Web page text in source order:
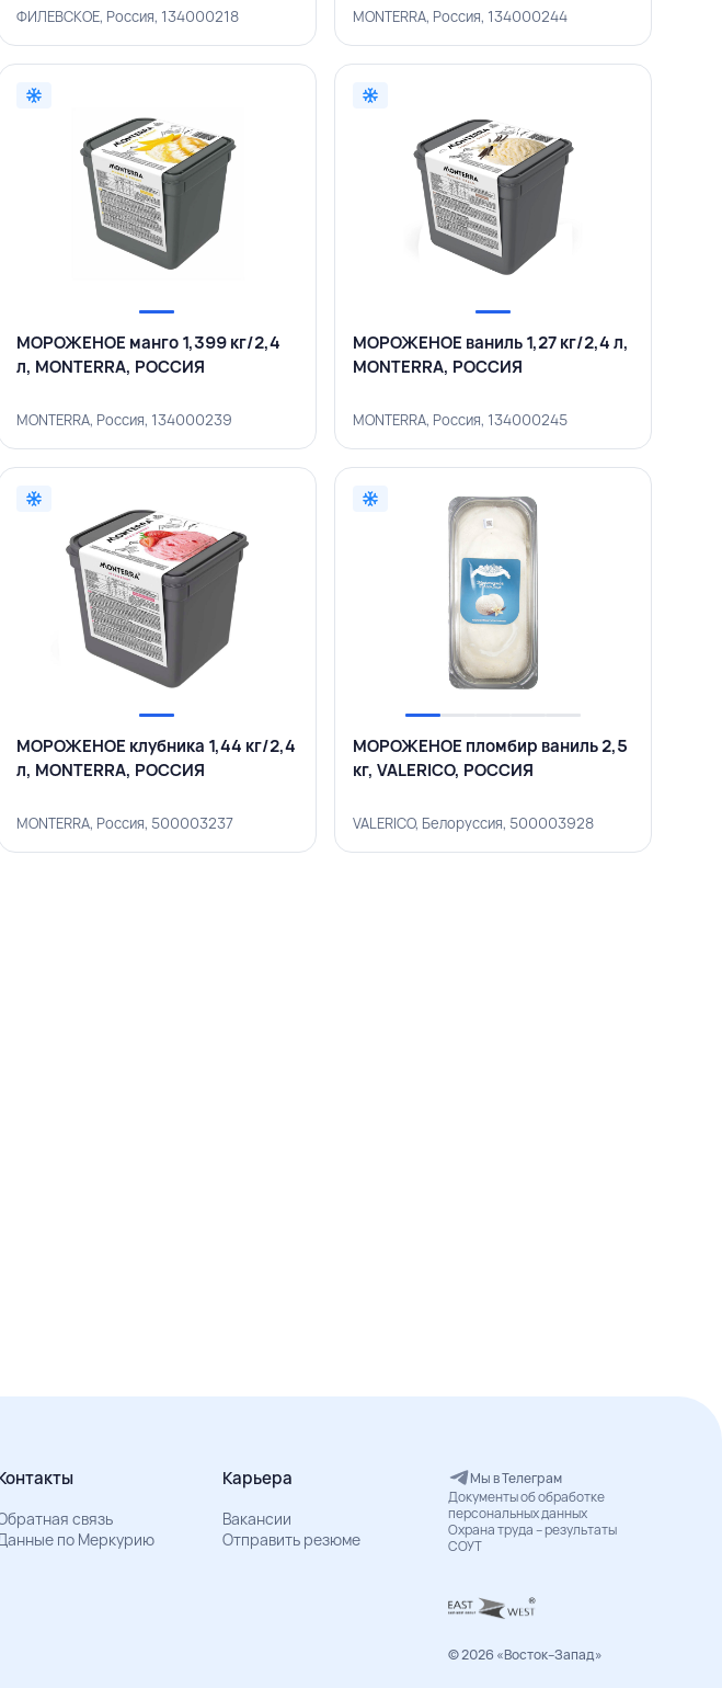
ФИЛЕВСКОЕ, Россия, 134000218 MONTERRA, Россия, 134000244
МОРОЖЕНОЕ манго 1,399 кг/2,4
л, MONTERRA, РОССИЯ
MONTERRA, Россия, 134000239
МОРОЖЕНОЕ ваниль 1,27 кг/2,4 л,
MONTERRA, РОССИЯ
MONTERRA, Россия, 134000245
МОРОЖЕНОЕ клубника 1,44 кг/2,4
л, MONTERRA, РОССИЯ
MONTERRA, Россия, 500003237
МОРОЖЕНОЕ пломбир ваниль 2,5
кг, VALERICO, РОССИЯ
VALERICO, Белоруссия, 500003928
связь
по Меркурию
Карьера
Вакансии
Отправить резюме
Мы в Телеграм
Документы об обработке
персональных данных
Охрана труда – результаты
СОУТ
© 2026 «Восток–Запад»